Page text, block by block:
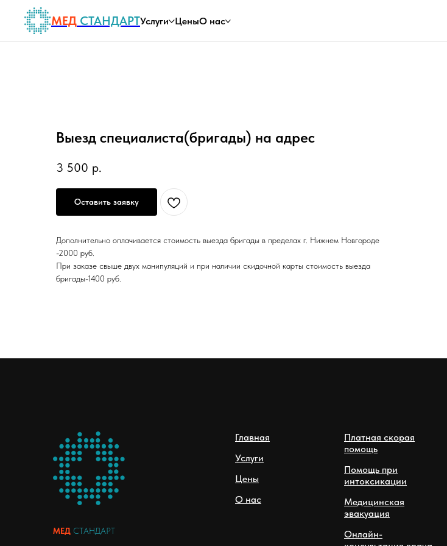
МЕД СТАНДАРТУслуги ЦеныО нас
Выезд специалиста(бригады) на адрес
3 500 р.
Оставить заявку
Дополнительно оплачивается стоимость выезда бригады в пределах г. Нижнем Новгороде
-2000 руб.
При заказе свыше двух манипуляций и при наличии скидочной карты стоимость выезда
бригады-1400 руб.
МЕД СТАНДАРТ
Главная
Услуги
Цены
О нас
Платная скорая
помощь
Помощь при
интоксикации
Медицинская
эвакуация
Онлайн-